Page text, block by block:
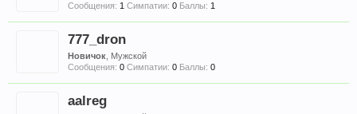
Сообщения: 1 Симпатии: 0 Баллы: 1
777_dron
Новичок , Мужской
Сообщения: 0 Симпатии: 0 Баллы: 0
aalreg